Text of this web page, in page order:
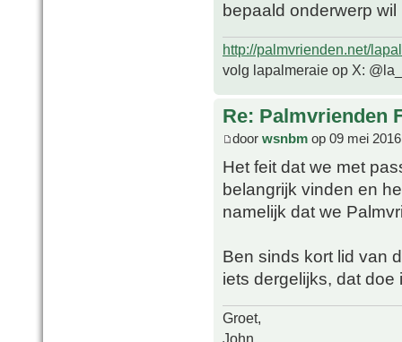
bepaald onderwerp
http://palmvrienden.net/
volg lapalmeraie op X:
Re: Palmvrienden
door wsnbm op 09 mei
Het feit dat we met
belangrijk vinden en
namelijk dat we
Ben sinds kort lid van
iets dergelijks, dat
Groet,
John